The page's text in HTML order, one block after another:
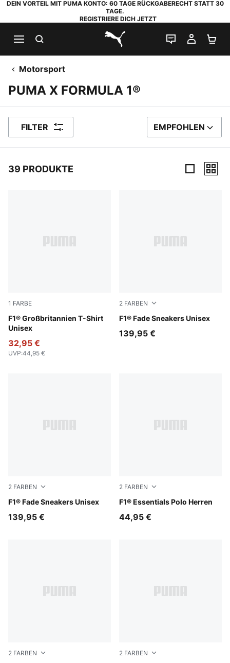
DEIN VORTEIL MIT PUMA KONTO: 60 TAGE RÜCKGABERECHT STATT 30
TAGE.
REGISTRIERE DICH JETZT
PUMA.com
LIVE-CHAT
MEIN
Motorsport
PUMA X FORMULA 1®
FILTER SORTIEREN NACH
EMPFOHLEN
39 PRODUKTE
1 FARBE
F1® Großbritannien T-Shirt
Unisex
Puma Black
32,95 €
UVP:44,95 €
2 FARBEN
F1® Fade Sneakers Unisex
PUMA Black-Pop Red
139,95 €
2 FARBEN
F1® Fade Sneakers Unisex
Alpine Snow-Persian Blue
139,95 €
2 FARBEN
F1® Essentials Polo Herren
Puma White
44,95 €
2 FARBEN 2 FARBEN